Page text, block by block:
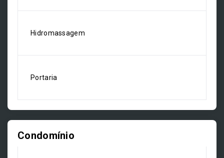
Hidromassagem
Portaria
Condomínio